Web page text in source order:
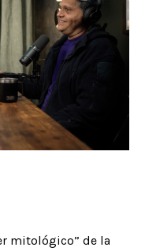
mitológico” de la